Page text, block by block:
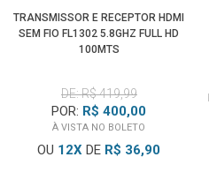
TRANSMISSOR E RECEPTOR HDMI
SEM FIO FL1302 5.8GHZ FULL HD
100MTS
DE: R$ 419,99
POR: R$ 400,00
À VISTA NO BOLETO
OU 12X DE R$ 36,90